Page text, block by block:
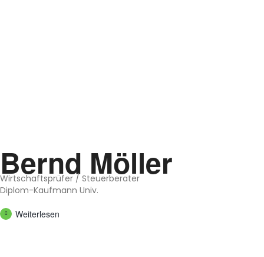
Bernd Möl­ler
Wirt­schafts­prü­fer / Steu­er­be­ra­ter
Diplom-Kauf­mann Univ.
Wei­ter­le­sen